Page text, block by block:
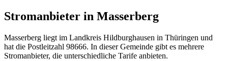
Stromanbieter in Masserberg
Masserberg liegt im Landkreis Hildburghausen in Thüringen und
hat die Postleitzahl 98666. In dieser Gemeinde gibt es mehrere
Stromanbieter, die unterschiedliche Tarife anbieten.